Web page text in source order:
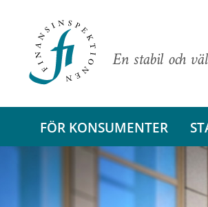
En stabil och
FÖR KONSUMENTER